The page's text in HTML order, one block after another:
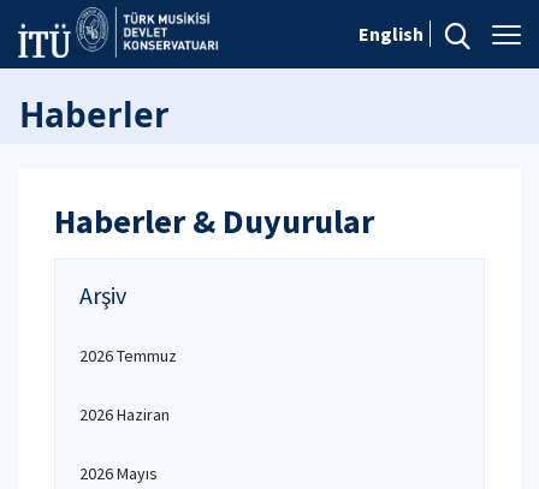
English
Haberler
Haberler & Duyurular
Arşiv
2026 Temmuz
2026 Haziran
2026 Mayıs